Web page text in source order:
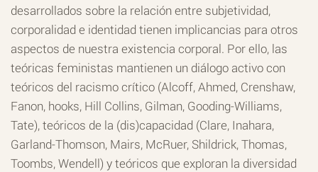
desarrollados sobre la relación entre subjetividad,
corporalidad e identidad tienen implicancias para otros
aspectos de nuestra existencia corporal. Por ello, las
teóricas feministas mantienen un diálogo activo con
teóricos del racismo crítico (Alcoff, Ahmed, Crenshaw,
Fanon, hooks, Hill Collins, Gilman, Gooding-Williams,
Tate), teóricos de la (dis)capacidad (Clare, Inahara,
Garland-Thomson, Mairs, McRuer, Shildrick, Thomas,
Toombs, Wendell) y teóricos que exploran la diversidad